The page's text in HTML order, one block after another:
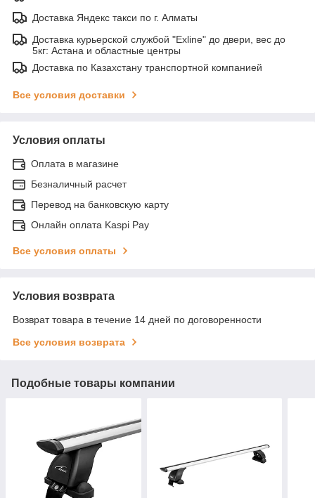
Доставка Яндекс такси по г. Алматы
Доставка курьерской службой "Exline" до двери, вес до
5кг: Астана и областные центры
Доставка по Казахстану транспортной компанией
Все условия доставки
Условия оплаты
Оплата в магазине
Безналичный расчет
Перевод на банковскую карту
Онлайн оплата Kaspi Pay
Все условия оплаты
Условия возврата
Возврат товара в течение 14 дней по договоренности
Все условия возврата
Подобные товары компании